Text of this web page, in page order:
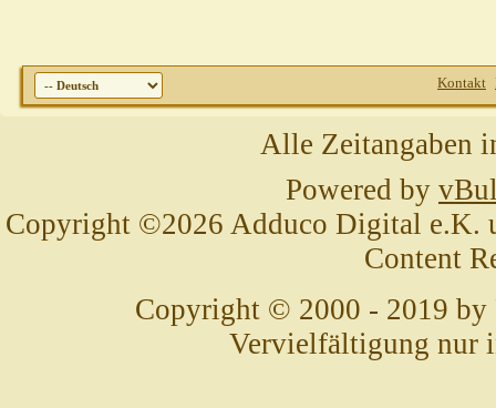
Kontakt
Alle Zeitangaben
Powered by
Copyright ©2026 Adduco Digital e.K.
Content
Copyright © 2000 - 2019 by
Vervielfältigung nur